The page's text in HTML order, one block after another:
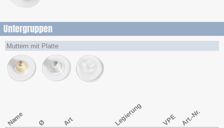
Untergruppen
Muttern mit Platte
Name Ø Art Legierung VPE Art.-Nr.